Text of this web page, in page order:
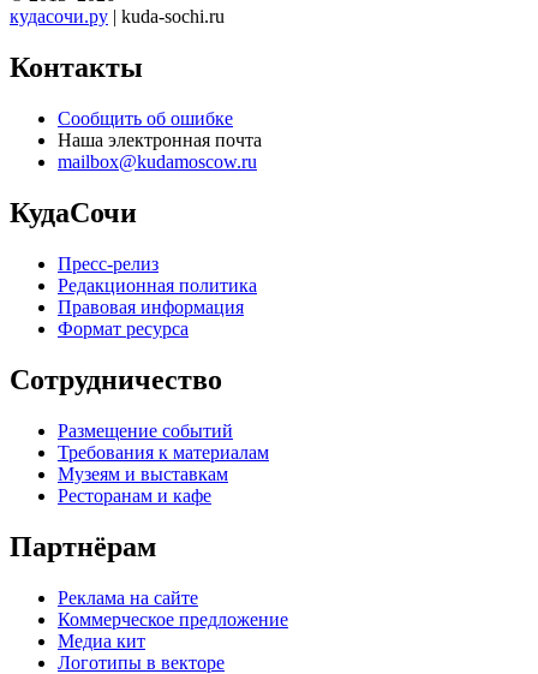
кудасочи.ру | kuda-sochi.ru
Контакты
Сообщить об ошибке
Наша электронная почта
mailbox@kudamoscow.ru
КудаСочи
Пресс-релиз
Редакционная политика
Правовая информация
Формат ресурса
Сотрудничество
Размещение событий
Требования к материалам
Музеям и выставкам
Ресторанам и кафе
Партнёрам
Реклама на сайте
Коммерческое предложение
Медиа кит
Логотипы в векторе